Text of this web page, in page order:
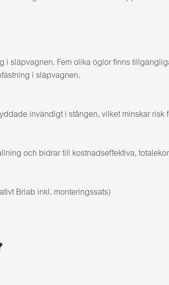
släpvagnen. Fem olika öglor finns
i släpvagnen.
invändigt i stången, vilket minskar risk
och bidrar till kostnadseffektiva,
Briab inkl. monteringssats)